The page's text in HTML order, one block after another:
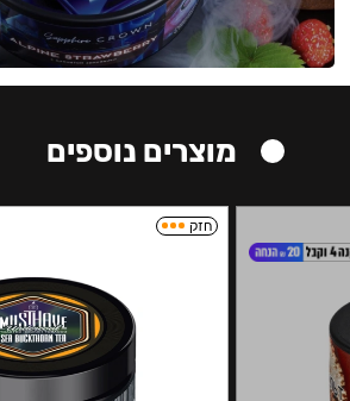
מוצרים נוספים
חזק